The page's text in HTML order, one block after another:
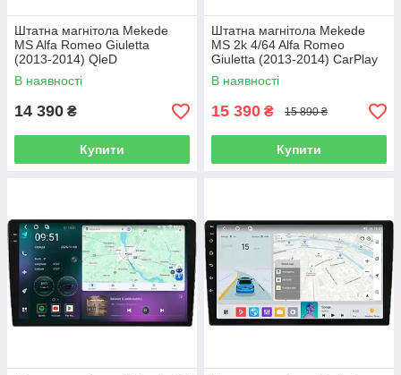
Штатна магнітола Mekede
MS Alfa Romeo Giuletta
(2013-2014) QleD
В наявності
14 390 ₴
Купити
Штатна магнітола Mekede
MS 2k 4/64 Alfa Romeo
Giuletta (2013-2014) CarPlay
QleD
В наявності
15 390 ₴ 15 890 ₴
Купити